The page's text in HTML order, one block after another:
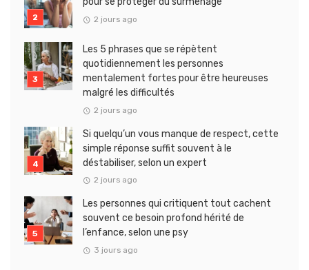
2 jours ago
Les 5 phrases que se répètent
quotidiennement les personnes
mentalement fortes pour être heureuses
malgré les difficultés
2 jours ago
Si quelqu’un vous manque de respect, cette
simple réponse suffit souvent à le
déstabiliser, selon un expert
2 jours ago
Les personnes qui critiquent tout cachent
souvent ce besoin profond hérité de
l’enfance, selon une psy
3 jours ago